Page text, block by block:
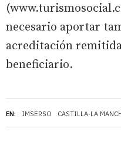
EN: IMSERSO CASTILLA-LA
necesario aportar
acreditación
beneficiario.